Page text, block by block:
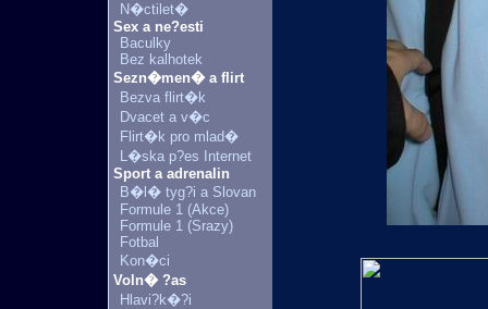
N�ctilet�
Sex a ne?esti
Baculky
Bez kalhotek
Sezn�men� a flirt
Bezva flirt�k
Dvacet a v�c
Flirt�k pro mlad�
L�ska p?es Internet
Sport a adrenalin
B�l� tyg?i a Slovan
Formule 1 (Akce)
Formule 1 (Srazy)
Fotbal
Kon�ci
Voln� ?as
Hlavi?k�?i